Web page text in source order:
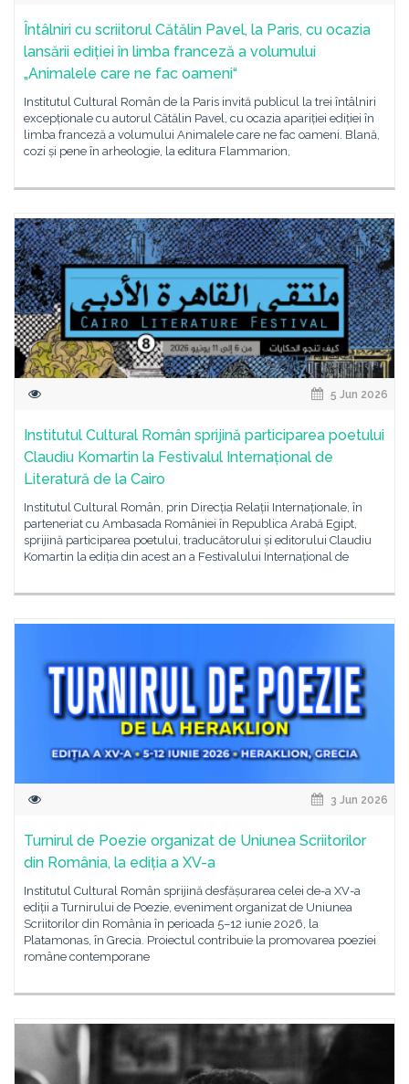
Întâlniri cu scriitorul Cătălin Pavel, la Paris, cu ocazia
lansării ediției în limba franceză a volumului
„Animalele care ne fac oameni“
Institutul Cultural Român de la Paris invită publicul la trei întâlniri
excepționale cu autorul Cătălin Pavel, cu ocazia apariției ediției în
limba franceză a volumului Animalele care ne fac oameni. Blană,
cozi și pene în arheologie, la editura Flammarion,
5 Jun 2026
Institutul Cultural Român sprijină participarea poetului
Claudiu Komartin la Festivalul Internațional de
Literatură de la Cairo
Institutul Cultural Român, prin Direcția Relații Internaționale, în
parteneriat cu Ambasada României în Republica Arabă Egipt,
sprijină participarea poetului, traducătorului și editorului Claudiu
Komartin la ediția din acest an a Festivalului Internațional de
3 Jun 2026
Turnirul de Poezie organizat de Uniunea Scriitorilor
din România, la ediția a XV-a
Institutul Cultural Român sprijină desfășurarea celei de-a XV-a
ediții a Turnirului de Poezie, eveniment organizat de Uniunea
Scriitorilor din România în perioada 5–12 iunie 2026, la
Platamonas, în Grecia. Proiectul contribuie la promovarea poeziei
române contemporane